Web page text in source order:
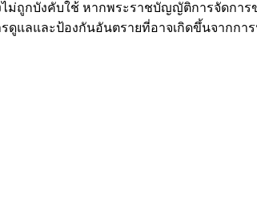
ม่ถูกบังคับใช้ หากพระราชบัญญัติการจัดการ
ดูแลและป้องกันอันตรายที่อาจเกิดขึ้นจากกา